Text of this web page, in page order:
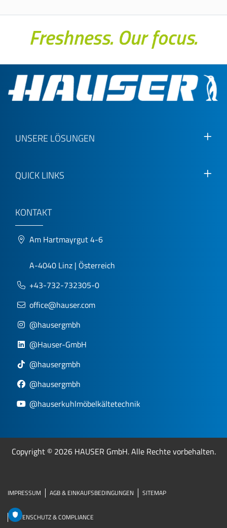
UNSERE LÖSUNGEN
QUICK LINKS
KONTAKT
Am Hartmayrgut 4-6
A-4040 Linz | Österreich
+43-732-732305-0
office@hauser.com
@hausergmbh
@Hauser-GmbH
@hausergmbh
@hausergmbh
@hauserkuhlmöbelkältetechnik
Copyright © 2026 HAUSER GmbH. Alle Rechte vorbehalten.
IMPRESSUM AGB & EINKAUFSBEDINGUNGEN SITEMAP
DATENSCHUTZ & COMPLIANCE